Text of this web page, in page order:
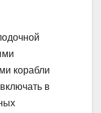
корабли
в